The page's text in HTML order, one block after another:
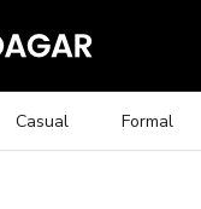
Casual Formal